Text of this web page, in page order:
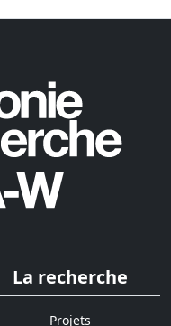
La recherche
Projets